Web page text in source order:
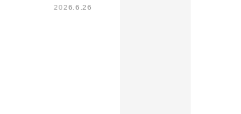
2026.6.26